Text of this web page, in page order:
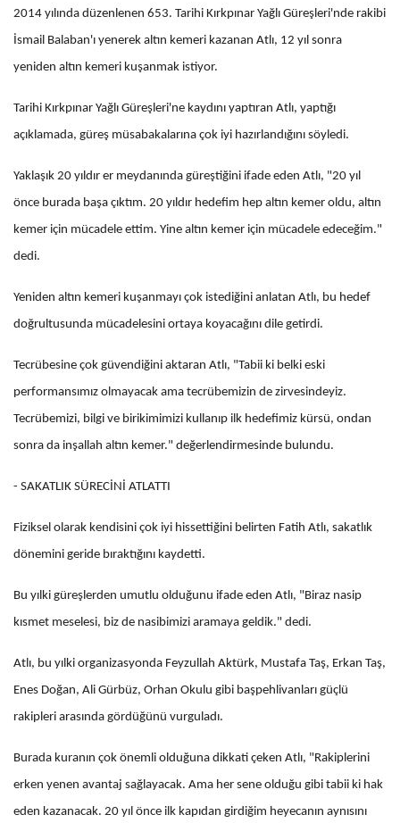
2014 yılında düzenlenen 653. Tarihi Kırkpınar Yağlı Güreşleri'nde rakibi
İsmail Balaban'ı yenerek altın kemeri kazanan Atlı, 12 yıl sonra
yeniden altın kemeri kuşanmak istiyor.
Tarihi Kırkpınar Yağlı Güreşleri'ne kaydını yaptıran Atlı, yaptığı
açıklamada, güreş müsabakalarına çok iyi hazırlandığını söyledi.
Yaklaşık 20 yıldır er meydanında güreştiğini ifade eden Atlı, "20 yıl
önce burada başa çıktım. 20 yıldır hedefim hep altın kemer oldu, altın
kemer için mücadele ettim. Yine altın kemer için mücadele edeceğim."
dedi.
Yeniden altın kemeri kuşanmayı çok istediğini anlatan Atlı, bu hedef
doğrultusunda mücadelesini ortaya koyacağını dile getirdi.
Tecrübesine çok güvendiğini aktaran Atlı, "Tabii ki belki eski
performansımız olmayacak ama tecrübemizin de zirvesindeyiz.
Tecrübemizi, bilgi ve birikimimizi kullanıp ilk hedefimiz kürsü, ondan
sonra da inşallah altın kemer." değerlendirmesinde bulundu.
- SAKATLIK SÜRECİNİ ATLATTI
Fiziksel olarak kendisini çok iyi hissettiğini belirten Fatih Atlı, sakatlık
dönemini geride bıraktığını kaydetti.
Bu yılki güreşlerden umutlu olduğunu ifade eden Atlı, "Biraz nasip
kısmet meselesi, biz de nasibimizi aramaya geldik." dedi.
Atlı, bu yılki organizasyonda Feyzullah Aktürk, Mustafa Taş, Erkan Taş,
Enes Doğan, Ali Gürbüz, Orhan Okulu gibi başpehlivanları güçlü
rakipleri arasında gördüğünü vurguladı.
Burada kuranın çok önemli olduğuna dikkati çeken Atlı, "Rakiplerini
erken yenen avantaj sağlayacak. Ama her sene olduğu gibi tabii ki hak
eden kazanacak. 20 yıl önce ilk kapıdan girdiğim heyecanın aynısını